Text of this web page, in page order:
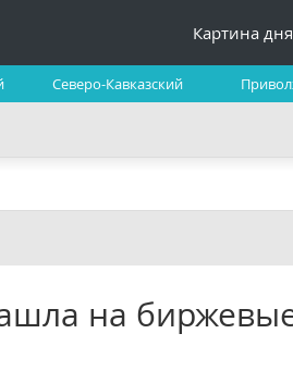
Картина дня
Северо-Кавказский
на